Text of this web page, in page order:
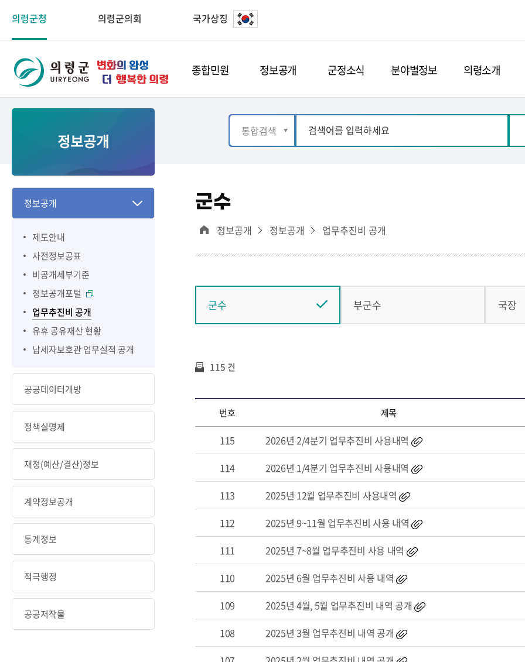
의령군청 의령군의회 국가상징
종합민원 정보공개 군정소식 분야별정보 의령소개
정보공개
정보공개
제도안내
사전정보공표
비공개세부기준
정보공개포털
업무추진비 공개
유휴 공유재산 현황
납세자보호관 업무실적 공개
공공데이터개방
정책실명제
재정(예산/결산)정보
계약정보공개
통계정보
적극행정
공공저작물
군수
정보공개 정보공개 업무추진비 공개
군수 부군수 국장
115 건
번호 제목
115
2026년 2/4분기 업무추진비 사용내역
114
2026년 1/4분기 업무추진비 사용내역
113
2025년 12월 업무추진비 사용내역
112
2025년 9~11월 업무추진비 사용 내역
111
2025년 7~8월 업무추진비 사용 내역
110
2025년 6월 업무추진비 사용 내역
109
2025년 4월, 5월 업무추진비 내역 공개
108
2025년 3월 업무추진비 내역 공개